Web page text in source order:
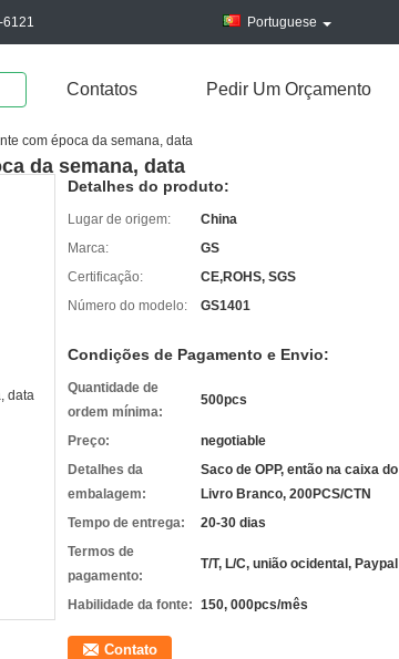
Portuguese
Contatos Pedir Um Orçamento
com época da semana, data
da semana, data
Detalhes do produto:
Lugar de origem:
China
Marca:
GS
Certificação:
CE,ROHS, SGS
Número do modelo:
GS1401
Condições de Pagamento e Envio:
Quantidade de
ordem mínima:
500pcs
Preço:
negotiable
Detalhes da
embalagem:
Saco de OPP, então na caixa do
Livro Branco, 200PCS/CTN
Tempo de entrega:
20-30 dias
Termos de
pagamento:
T/T, L/C, união ocidental, Paypal
Habilidade da fonte: 150, 000pcs/mês
Contato